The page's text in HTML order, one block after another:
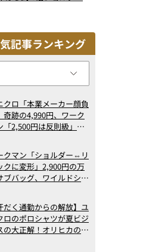
記事ランキング
クロ「本業メーカー顔負
奇跡の4,990円、ワーク
「2,500円は反則級」凄
（2026年6月版）
クマン「ショルダー⇔リ
クに変形」2,900円の万
ブバッグ、ワイルドシン
ランキングベスト3】
年6月版）
だく通勤からの解放】ユ
ロのポロシャツが夏ビジ
の大正解！オリヒカの透